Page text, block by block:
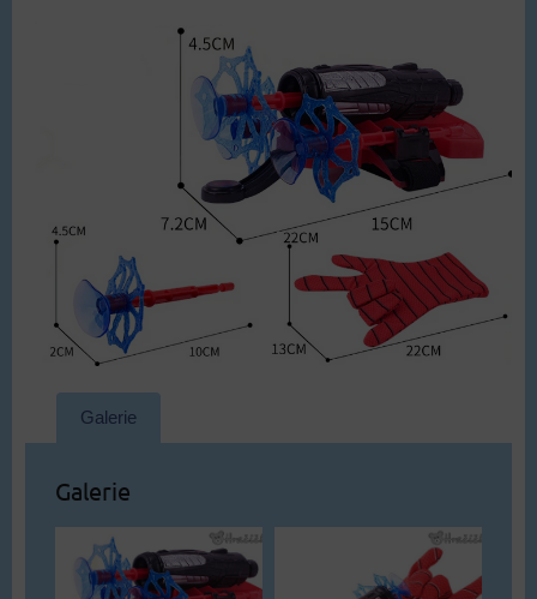
Galerie
Galerie